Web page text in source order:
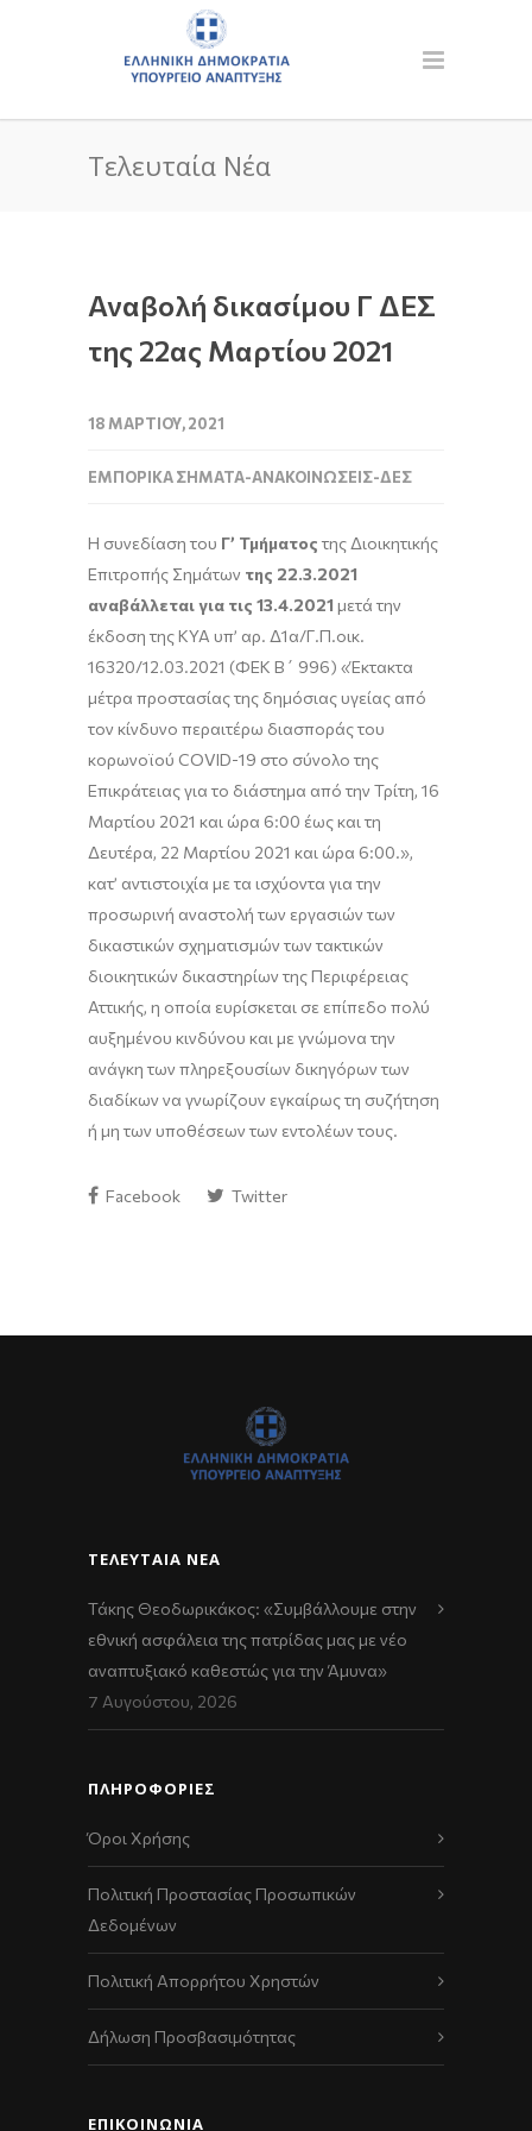
Τελευταία Νέα
Αναβολή δικασίμου Γ ΔΕΣ
της 22ας Μαρτίου 2021
18 ΜΑΡΤΊΟΥ, 2021
ΕΜΠΟΡΙΚΆ ΣΉΜΑΤΑ-ΑΝΑΚΟΙΝΏΣΕΙΣ-ΔΕΣ
Η συνεδίαση του Γ’ Τμήματος της Διοικητικής
Επιτροπής Σημάτων της 22.3.2021
αναβάλλεται για τις 13.4.2021 μετά την
έκδοση της ΚΥΑ υπ’ αρ. Δ1α/Γ.Π.οικ.
16320/12.03.2021 (ΦΕΚ Β΄ 996) «Έκτακτα
μέτρα προστασίας της δημόσιας υγείας από
τον κίνδυνο περαιτέρω διασποράς του
κορωνοϊού COVID-19 στο σύνολο της
Επικράτειας για το διάστημα από την Τρίτη, 16
Μαρτίου 2021 και ώρα 6:00 έως και τη
Δευτέρα, 22 Μαρτίου 2021 και ώρα 6:00.»,
κατ’ αντιστοιχία με τα ισχύοντα για την
προσωρινή αναστολή των εργασιών των
δικαστικών σχηματισμών των τακτικών
διοικητικών δικαστηρίων της Περιφέρειας
Αττικής, η οποία ευρίσκεται σε επίπεδο πολύ
αυξημένου κινδύνου και με γνώμονα την
ανάγκη των πληρεξουσίων δικηγόρων των
διαδίκων να γνωρίζουν εγκαίρως τη συζήτηση
ή μη των υποθέσεων των εντολέων τους.
Facebook Twitter
ΤΕΛΕΥΤΑΊΑ ΝΈΑ
Τάκης Θεοδωρικάκος: «Συμβάλλουμε στην
εθνική ασφάλεια της πατρίδας μας με νέο
αναπτυξιακό καθεστώς για την Άμυνα»
7 Αυγούστου, 2026
ΠΛΗΡΟΦΟΡΙΕΣ
Όροι Χρήσης
Πολιτική Προστασίας Προσωπικών
Δεδομένων
Πολιτική Απορρήτου Χρηστών
Δήλωση Προσβασιμότητας
ΕΠΙΚΟΙΝΩΝΊΑ